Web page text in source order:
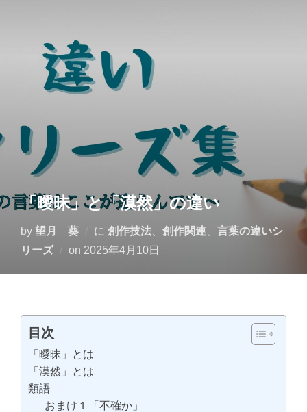
キ
「曖昧」と「漠然」の違い
by 望月 葵 に 創作技法 創作関連
言葉の違いシ
リーズ
on 投
2025年4月10日
目次
「曖昧」とは
「漠然」とは
類語
おまけ１「不確か」